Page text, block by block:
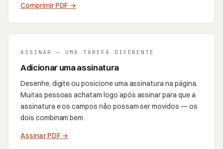
Comprimir PDF →
ASSINAR — UMA TAREFA DIFERENTE
Adicionar uma assinatura
Desenhe, digite ou posicione uma assinatura na página.
Muitas pessoas achatam logo após assinar para que a
assinatura e os campos não possam ser movidos — os
dois combinam bem.
Assinar PDF→